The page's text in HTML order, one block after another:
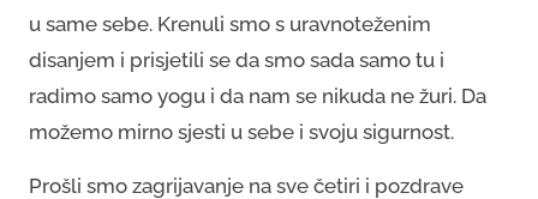
u same sebe. Krenuli smo s uravnoteženim
disanjem i prisjetili se da smo sada samo tu i
radimo samo yogu i da nam se nikuda ne žuri. Da
možemo mirno sjesti u sebe i svoju sigurnost.
Prošli smo zagrijavanje na sve četiri i pozdrave